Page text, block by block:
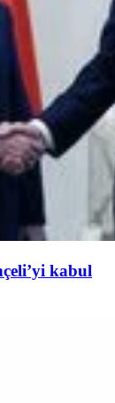
kabul